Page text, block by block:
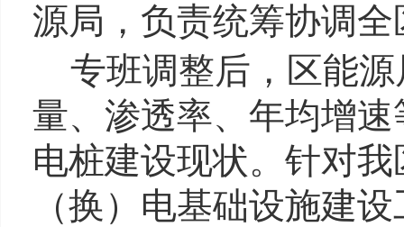
源局，负责统筹协调
专班调整后，区能
量、渗透率、年均增
电桩建设现状。针对
（换） 电基础设施建